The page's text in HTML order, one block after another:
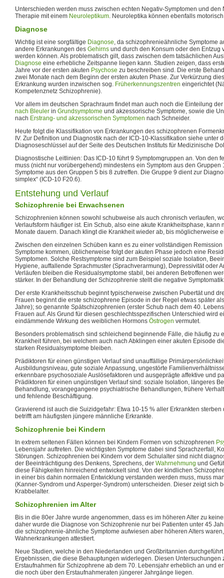
Unterschieden werden muss zwischen echten Negativ-Symptomen und den
Therapie mit einem Neuroleptikum. Neuroleptika können ebenfalls
Diagnose
Wichtig ist eine sorgfältige Diagnose, da schizophrenieähnliche Symptome
andere Erkrankungen des Gehirns und durch den Konsum oder den Entzug
werden können. Als problematisch gilt, dass zwischen dem tatsächlichen
Diagnose eine erhebliche Zeitspanne liegen kann. Studien zeigen, dass
Jahre vor der ersten akuten Psychose zu beschreiben sind. Die erste
zwei Monate nach dem Beginn der ersten akuten Phase. Zur Verkürzung
Erkrankung wurden inzwischen sog. Früherkennungszentren eingerichtet
Kompetenznetz Schizophrenie).
Vor allem im deutschen Sprachraum findet man auch noch die Einteilung der
nach Bleuler in Grundsymptome und akzessorische Symptome, sowie die
nach Erstrang- und akzessorischen Symptomen nach Schneider.
Heute folgt die Klassifikation von Erkrankungen des schizophrenen
IV. Zur Definition und Diagnostik nach der ICD-10-Klassifikation siehe unter
Diagnoseschlüssel auf der Seite des Deutschen Instituts für Medizinische
Diagnostische Leitlinien: Das ICD-10 führt 9 Symptomgruppen an. Von den
muss (nicht nur vorübergehend) mindestens ein Symptom aus den Gruppen
Symptome aus den Gruppen 5 bis 8 zutreffen. Die Gruppe 9 dient zur
simplex“ (ICD-10 F20.6).
Entstehung und Verlauf
Schizophrenie bei Erwachsenen
Schizophrenien können sowohl schubweise als auch chronisch verlaufen,
Verlaufsform häufiger ist. Ein Schub, also eine akute Krankheitsphase, kann
Monate dauern. Danach klingt die Krankheit wieder ab, bis möglicherweise
Zwischen den einzelnen Schüben kann es zu einer vollständigen
Symptome kommen, üblicherweise folgt der akuten Phase jedoch eine
Symptomen. Solche Restsymptome sind zum Beispiel soziale Isolation,
Hygiene, auffallende Sprachmuster (Sprachverarmung), Depressivität oder
Verläufen bleiben die Residualsymptome stabil, bei anderen Betroffenen
stärker. In der Behandlung der Schizophrenie stellt die negative
Der erste Krankheitsschub beginnt typischerweise zwischen Pubertät und
Frauen beginnt die erste schizophrene Episode in der Regel etwas später
Jahre); so genannte Spätschizophrenien (erster Schub nach dem 40.
Frauen auf. Als Grund für diesen geschlechtsspezifischen Unterschied wird
eindämmende Wirkung des weiblichen Hormons Östrogen vermutet.
Besonders problematisch sind schleichend beginnende Fälle, die häufig zu
Krankheit führen, bei welchem auch nach Abklingen einer akuten Episode
starken Residualsymptome bleiben.
Prädiktoren für einen günstigen Verlauf sind unauffällige
Ausbildungsniveau, gute soziale Anpassung, ungestörte
erkennbare psychosoziale Auslösefaktoren und ausgeprägte affektive und
Prädiktoren für einen ungünstigen Verlauf sind: soziale Isolation, längeres
Behandlung, vorangegangene psychiatrische Behandlungen, frühere
und fehlende Beschäftigung.
Gravierend ist auch die Suizidgefahr: Etwa 10-15 % aller Erkrankten
betrifft am häufigsten jüngere männliche Erkrankte.
Schizophrenie bei Kindern
In extrem seltenen Fällen können bei Kindern Formen von schizophrenen
Lebensjahr auftreten. Die wichtigsten Symptome dabei sind Sprachzerfall,
Störungen. Schizophrenien bei Kindern vor dem Schulalter sind nicht
der Beeinträchtigung des Denkens, Sprechens, der Wahrnehmung und
diese Fähigkeiten hinreichend entwickelt sind. Von der kindlichen
in einer bis dahin normalen Entwicklung verstanden werden muss, muss
(Kanner-Syndrom und Asperger-Syndrom) unterscheiden. Dieser zeigt sich
Krabbelalter.
Schizophrenien im Alter
Bis in die 80er Jahre wurde angenommen, dass es im höheren Alter zu
daher wurde die Diagnose von Schizophrenie nur bei Patienten unter 45
die schizophrenie-ähnliche Symptome aufwiesen aber höheren Alters
Wahnerkrankungen attestiert.
Neue Studien, welche in den Niederlanden und Großbritannien
Ergebnissen, die diese Behauptungen widerlegen. Diesen Untersuchungen
Erstaufnahmen für Schizophrene ab dem 70. Lebensjahr erheblich an und
die noch über den Erstaufnahmeraten jüngerer Jahrgänge liegen.